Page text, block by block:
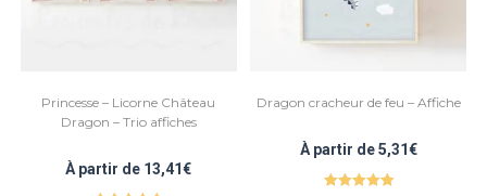
Princesse – Licorne Château
Dragon – Trio affiches
À partir de 13,41€
Dragon cracheur de feu – Affiche
À partir de5,31€